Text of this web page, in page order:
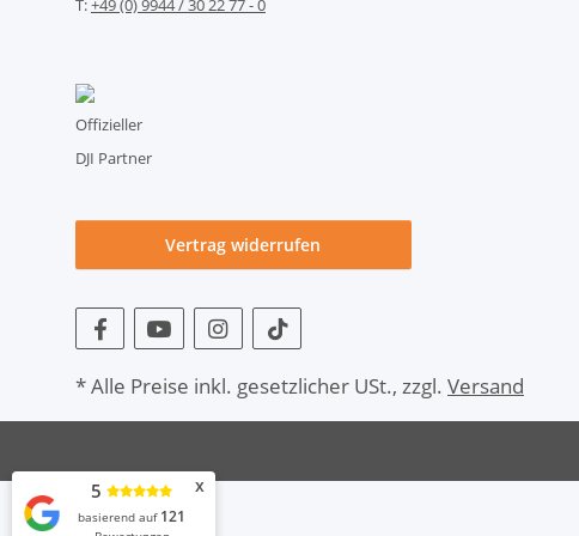
T:+49 (0) 9944 / 30 22 77 - 0
Offizieller
DJI Partner
Vertrag widerrufen
* Alle Preise inkl. gesetzlicher USt., zzgl. Versand
5
basierend auf 121
x